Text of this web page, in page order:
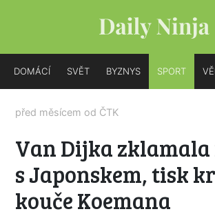
DOMÁCÍ SVĚT BYZNYS SPORT
před měsícem od ČTK
Van Dijka
s Japonskem, tisk
kouče Koemana